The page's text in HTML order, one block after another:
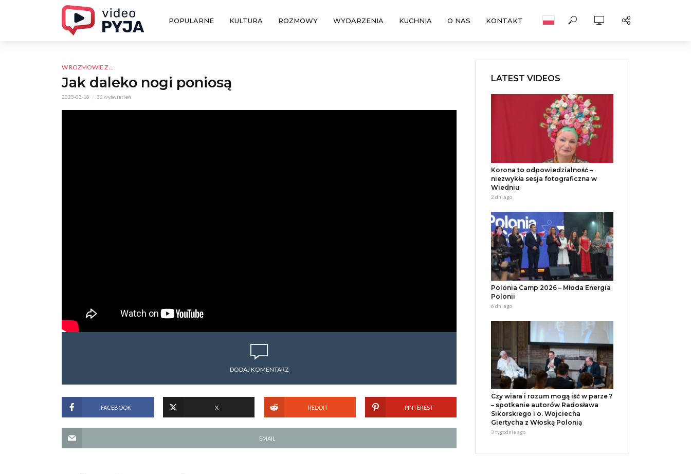
POPULARNE KULTURA ROZMOWY WYDARZENIA KUCHNIA O NAS KONTAKT
W ROZMOWIE Z ...
Jak daleko nogi poniosą
2023-03-18 30 wyświetleń
DODAJ KOMENTARZ
FACEBOOK X REDDIT PINTEREST
EMAIL
LATEST VIDEOS
Korona to odpowiedzialność –
niezwykła sesja fotograficzna w
Wiedniu
2 dni ago
Polonia Camp 2026 – Młoda Energia
Polonii
6 dni ago
Czy wiara i rozum mogą iść w parze ?
– spotkanie autorów Radosława
Sikorskiego i o. Wojciecha
Giertycha z Włoską Polonią
3 tygodnie ago